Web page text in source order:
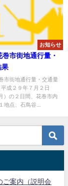
お知らせ
市街地通行量・
果
市街地通行量・交通量
成２９年７月２日
）の２日間、花巻市内
地点、石鳥谷...
ご案内（説明会